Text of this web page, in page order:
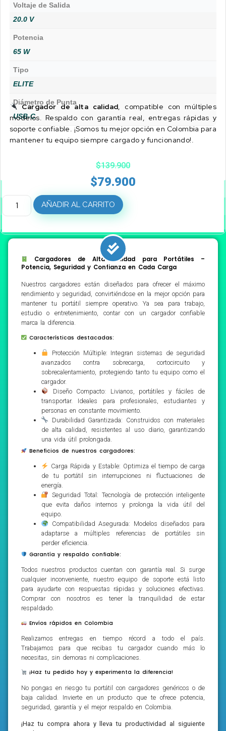
Voltaje de Salida
20.0 V
Potencia
65 W
Tipo
ELITE
Diámetro de Punta
USB-C
Cargador de alta calidad, compatible con múltiples
modelos. Respaldo con garantía real, entregas rápidas y
soporte confiable. ¡Somos tu mejor opción en Colombia para
mantener tu equipo siempre cargado y funcionando!.
$139.900
$79.900
AÑADIR AL CARRITO
Cargadores de Alta Calidad para Portátiles –
Potencia, Seguridad y Confianza en Cada Carga
Nuestros cargadores están diseñados para ofrecer el máximo
rendimiento y seguridad, convirtiéndose en la mejor opción para
mantener tu portátil siempre operativo. Ya sea para trabajo,
estudio o entretenimiento, contar con un cargador confiable
marca la diferencia.
Características destacadas:
Protección Múltiple: Integran sistemas de seguridad
avanzados contra sobrecarga, cortocircuito y
sobrecalentamiento, protegiendo tanto tu equipo como el
cargador.
Diseño Compacto: Livianos, portátiles y fáciles de
transportar. Ideales para profesionales, estudiantes y
personas en constante movimiento.
Durabilidad Garantizada: Construidos con materiales
de alta calidad, resistentes al uso diario, garantizando
una vida útil prolongada.
Beneficios de nuestros cargadores:
Carga Rápida y Estable: Optimiza el tiempo de carga
de tu portátil sin interrupciones ni fluctuaciones de
energía.
Seguridad Total: Tecnología de protección inteligente
que evita daños internos y prolonga la vida útil del
equipo.
Compatibilidad Asegurada: Modelos diseñados para
adaptarse a múltiples referencias de portátiles sin
perder eficiencia.
Garantía y respaldo confiable:
Todos nuestros productos cuentan con garantía real. Si surge
cualquier inconveniente, nuestro equipo de soporte está listo
para ayudarte con respuestas rápidas y soluciones efectivas.
Comprar con nosotros es tener la tranquilidad de estar
respaldado.
Envíos rápidos en Colombia
Realizamos entregas en tiempo récord a todo el país.
Trabajamos para que recibas tu cargador cuando más lo
necesitas, sin demoras ni complicaciones.
¡Haz tu pedido hoy y experimenta la diferencia!
No pongas en riesgo tu portátil con cargadores genéricos o de
baja calidad. Invierte en un producto que te ofrece potencia,
seguridad, garantía y el mejor respaldo en Colombia.
¡Haz tu compra ahora y lleva tu productividad al siguiente